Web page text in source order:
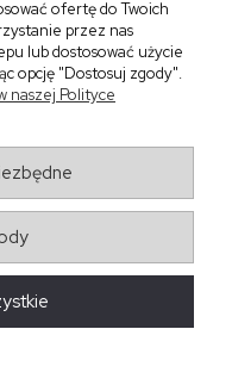
Sukienka z dekoltem w
299,00 zł
ofertę do Twoich
przez nas
lub dostosować użycie
opcję "Dostosuj zgody".
naszej Polityce